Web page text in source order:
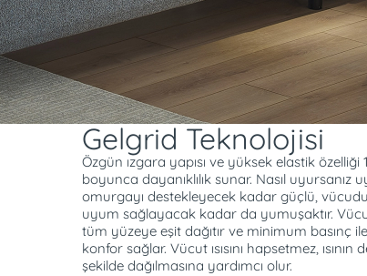
Gelgrid Teknolojisi
Özgün ızgara yapısı ve yüksek elastik özelliği
boyunca dayanıklılık sunar. Nasıl uyursanız
omurgayı destekleyecek kadar güçlü,
uyum sağlayacak kadar da yumuşaktır. Vücut
tüm yüzeye eşit dağıtır ve minimum basınç
konfor sağlar. Vücut ısısını hapsetmez, ısının
şekilde dağılmasına yardımcı olur.